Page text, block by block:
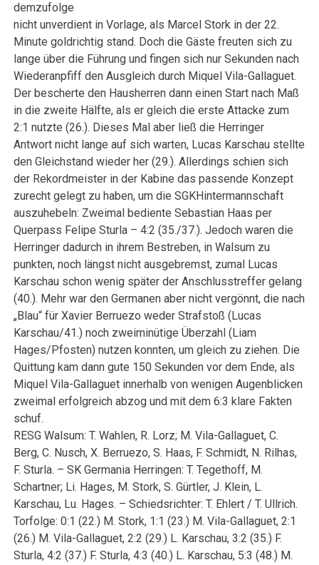
demzufolge
nicht unverdient in Vorlage, als Marcel Stork in der 22.
Minute goldrichtig stand. Doch die Gäste freuten sich zu
lange über die Führung und fingen sich nur Sekunden nach
Wiederanpfiff den Ausgleich durch Miquel Vila-Gallaguet.
Der bescherte den Hausherren dann einen Start nach Maß
in die zweite Hälfte, als er gleich die erste Attacke zum
2:1 nutzte (26.). Dieses Mal aber ließ die Herringer
Antwort nicht lange auf sich warten, Lucas Karschau stellte
den Gleichstand wieder her (29.). Allerdings schien sich
der Rekordmeister in der Kabine das passende Konzept
zurecht gelegt zu haben, um die SGKHintermannschaft
auszuhebeln: Zweimal bediente Sebastian Haas per
Querpass Felipe Sturla – 4:2 (35./37.). Jedoch waren die
Herringer dadurch in ihrem Bestreben, in Walsum zu
punkten, noch längst nicht ausgebremst, zumal Lucas
Karschau schon wenig später der Anschlusstreffer gelang
(40.). Mehr war den Germanen aber nicht vergönnt, die nach
„Blau“ für Xavier Berruezo weder Strafstoß (Lucas
Karschau/41.) noch zweiminütige Überzahl (Liam
Hages/Pfosten) nutzen konnten, um gleich zu ziehen. Die
Quittung kam dann gute 150 Sekunden vor dem Ende, als
Miquel Vila-Gallaguet innerhalb von wenigen Augenblicken
zweimal erfolgreich abzog und mit dem 6:3 klare Fakten
schuf.
RESG Walsum: T. Wahlen, R. Lorz; M. Vila-Gallaguet, C.
Berg, C. Nusch, X. Berruezo, S. Haas, F. Schmidt, N. Rilhas,
F. Sturla. – SK Germania Herringen: T. Tegethoff, M.
Schartner; Li. Hages, M. Stork, S. Gürtler, J. Klein, L.
Karschau, Lu. Hages. – Schiedsrichter: T. Ehlert / T. Ullrich.
Torfolge: 0:1 (22.) M. Stork, 1:1 (23.) M. Vila-Gallaguet, 2:1
(26.) M. Vila-Gallaguet, 2:2 (29.) L. Karschau, 3:2 (35.) F.
Sturla, 4:2 (37.) F. Sturla, 4:3 (40.) L. Karschau, 5:3 (48.) M.